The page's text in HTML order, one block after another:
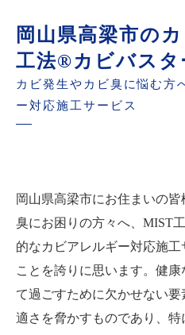
岡山県高梁市の
工法®カビバスタ
カビ発生やカビ臭に悩む方
ー対応施工サービス
岡山県高梁市にお住まいの
臭にお困りの方々へ、MIST
的なカビアレルギー対応施
ことを誇りに思います。健
て過ごすために欠かせない
適さを脅かすものであり、